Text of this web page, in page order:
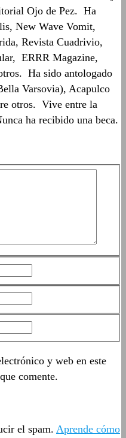
Ojo de Pez. Ha
New Wave Vomit,
Revista Cuadrivio,
ERRR Magazine,
Ha sido antologado
Varsovia), Acapulco
otros. Vive entre la
ha recibido una beca.
y web en este
comente.
el spam. Aprende cómo